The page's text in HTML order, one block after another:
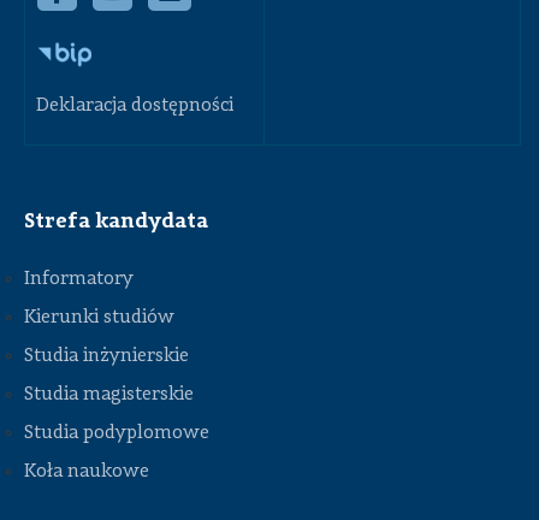
Deklaracja dostępności
Strefa kandydata
Informatory
Kierunki studiów
Studia inżynierskie
Studia magisterskie
Studia podyplomowe
Koła naukowe